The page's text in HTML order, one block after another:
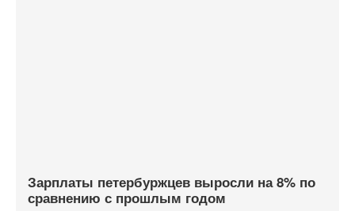
Зарплаты петербуржцев выросли на 8% по
сравнению с прошлым годом